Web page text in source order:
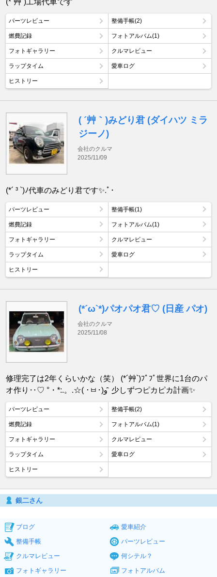
(*´艸`)工場代車です
パーツレビュー 整備手帳(2)
燃費記録 フォトアルバム(1)
フォトギャラリー クルマレビュー
ラップタイム 愛車ログ
ヒストリー
( ´艸｀)みどり君 (ダイハツ ミラ
ジーノ)
会社のクルマ
2025/11/09
(*´ ³ `)ﾉ代車のみどり君です✨.ﾟ･
パーツレビュー 整備手帳(1)
燃費記録 フォトアルバム(1)
フォトギャラリー クルマレビュー
ラップタイム 愛車ログ
ヒストリー
(*´ω`*)パオパオ君♡ (日産 パオ)
会社のクルマ
2025/11/08
修理完了は2年くらいかな（笑） (*´艸`)ﾌﾟﾌﾟ世界に1台のパ
オ作り‥♡ °・*:.。.☆( ･ㅂ･)و ̑̑ 少しずつピカピカ計画✨
パーツレビュー 整備手帳(2)
燃費記録 フォトアルバム(1)
フォトギャラリー クルマレビュー
ラップタイム 愛車ログ
ヒストリー
銀二さん
ブログ
愛車紹介
整備手帳
パーツレビュー
クルマレビュー
何シテル？
フォトギャラリー
フォトアルバム